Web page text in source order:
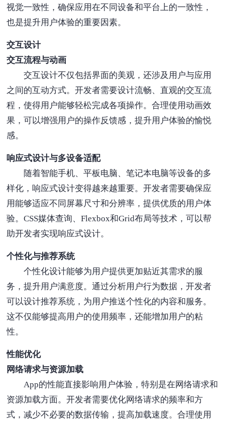
视觉一致性，确保应用在不同设备和平台上的一致性，
也是提升用户体验的重要因素。
交互设计
交互流程与动画
交互设计不仅包括界面的美观，还涉及用户与应用
之间的互动方式。开发者需要设计流畅、直观的交互流
程，使得用户能够轻松完成各项操作。合理使用动画效
果，可以增强用户的操作反馈感，提升用户体验的愉悦
感。
响应式设计与多设备适配
随着智能手机、平板电脑、笔记本电脑等设备的多
样化，响应式设计变得越来越重要。开发者需要确保应
用能够适应不同屏幕尺寸和分辨率，提供优质的用户体
验。CSS媒体查询、Flexbox和Grid布局等技术，可以帮
助开发者实现响应式设计。
个性化与推荐系统
个性化设计能够为用户提供更加贴近其需求的服
务，提升用户满意度。通过分析用户行为数据，开发者
可以设计推荐系统，为用户推送个性化的内容和服务。
这不仅能够提高用户的使用频率，还能增加用户的粘
性。
性能优化
网络请求与资源加载
App的性能直接影响用户体验，特别是在网络请求和
资源加载方面。开发者需要优化网络请求的频率和方
式，减少不必要的数据传输，提高加载速度。合理使用